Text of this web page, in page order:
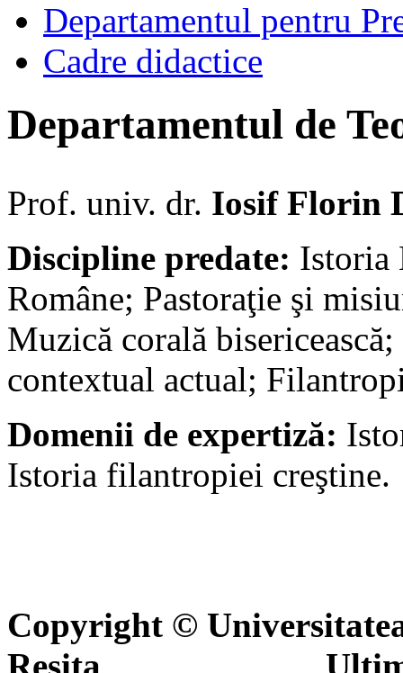
Departamentul pentru
Cadre didactice
Departamentul de
Prof. univ. dr. Iosif Florin
Discipline predate: Istoria
Române; Pastoraţie şi
Muzică corală
contextual actual;
Domenii de expertiză:
Istoria filantropiei creştine.
Copyright ©
Reşiţa Ultima